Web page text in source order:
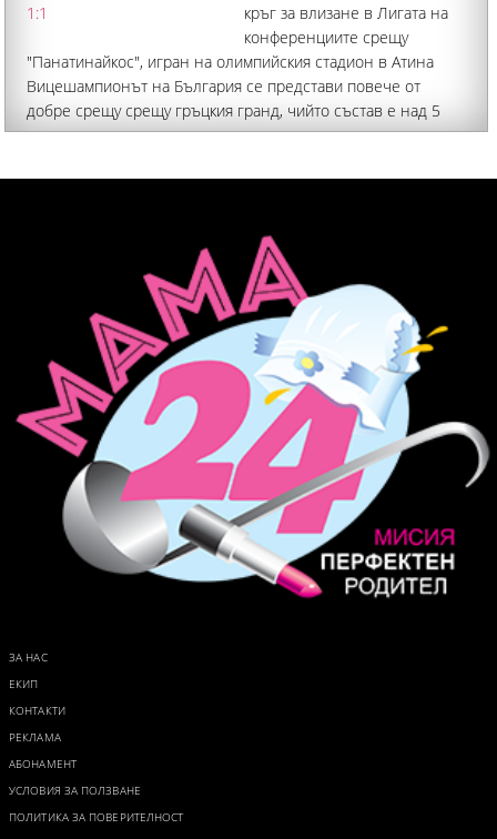
кръг за влизане в Лигата на
конференциите срещу
"Панатинайкос", игран на олимпийския стадион в Атина
Вицешампионът на България се представи повече от
добре срещу срещу гръцкия гранд, чийто състав е над 5
пъти по-скъп (100 млн. евро срещу 18 млн.)
ЗА НАС
ЕКИП
КОНТАКТИ
РЕКЛАМА
АБОНАМЕНТ
УСЛОВИЯ ЗА ПОЛЗВАНЕ
ПОЛИТИКА ЗА ПОВЕРИТЕЛНОСТ